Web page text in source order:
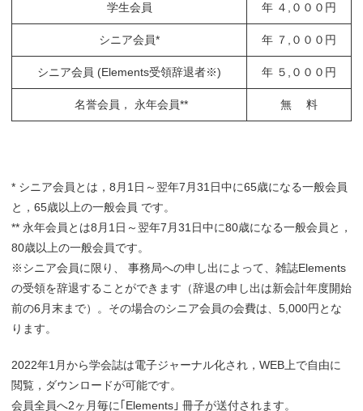
学生会員 年 ４,０００円
シニア会員* 年 ７,０００円
シニア会員 (Elements受領辞退者※) 年 ５,０００円
名誉会員， 永年会員** 無 料
* シニア会員とは，8月1日～翌年7月31日中に65歳になる一般会員
と，65歳以上の一般会員 です。
** 永年会員とは8月1日～翌年7月31日中に80歳になる一般会員と，
80歳以上の一般会員です。
※シニア会員に限り、 事務局への申し出によって、雑誌Elements
の受領を辞退することができます（辞退の申し出は新会計年度開始
前の6月末まで）。その場合のシニア会員の会費は、5,000円とな
ります。
2022年1月から学会誌は電子ジャーナル化され，WEB上で自由に
閲覧，ダウンロードが可能です。
会員全員へ2ヶ月毎に｢Elements｣ 冊子が送付されます。